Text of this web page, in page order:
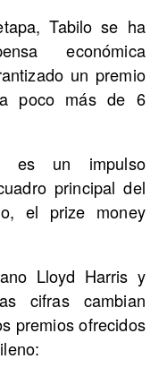
Tabilo se ha
económica
un premio
a poco más de 6
es un impulso
principal del
el prize money
Lloyd Harris y
cifras cambian
premios ofrecidos